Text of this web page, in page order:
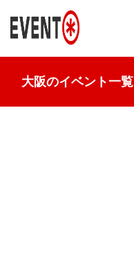
大阪のイベント一覧